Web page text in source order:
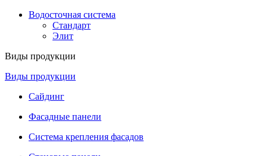
Водосточная система
Стандарт
Элит
Виды продукции
Виды продукции
Сайдинг
Фасадные панели
Система крепления фасадов